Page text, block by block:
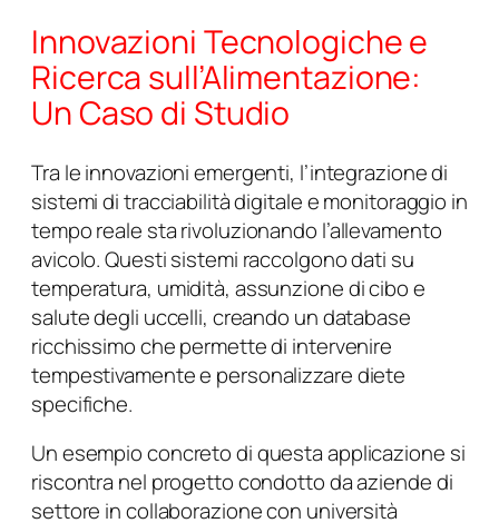
Innovazioni Tecnologiche e
Ricerca sull’Alimentazione:
Un Caso di Studio
Tra le innovazioni emergenti, l’integrazione di
sistemi di tracciabilità digitale e monitoraggio in
tempo reale sta rivoluzionando l’allevamento
avicolo. Questi sistemi raccolgono dati su
temperatura, umidità, assunzione di cibo e
salute degli uccelli, creando un database
ricchissimo che permette di intervenire
tempestivamente e personalizzare diete
specifiche.
Un esempio concreto di questa applicazione si
riscontra nel progetto condotto da aziende di
settore in collaborazione con università